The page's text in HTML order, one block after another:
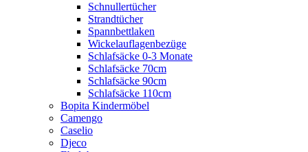
Schnullertücher
Strandtücher
Spannbettlaken
Wickelauflagenbezüge
Schlafsäcke 0-3 Monate
Schlafsäcke 70cm
Schlafsäcke 90cm
Schlafsäcke 110cm
Bopita Kindermöbel
Camengo
Caselio
Djeco